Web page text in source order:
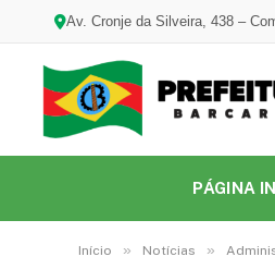
Av. Cronje da Silveira, 438 –
PÁGINA
Início » Notícias »